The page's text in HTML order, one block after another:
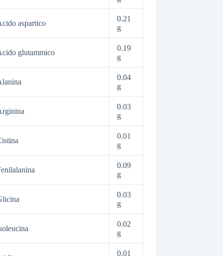
aspartico
0.21
g
glutammico
0.19
g
0.04
g
0.03
g
0.01
g
0.09
g
0.03
g
0.02
g
0.01